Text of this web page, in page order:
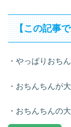
【この記事
・やっぱりおち
・おちんちんが
・おちんちんの